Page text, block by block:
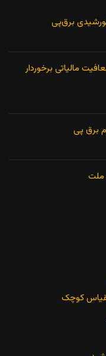
برق‌پی
مالیاتی برخوردار
برق پی
ملت
کوچک